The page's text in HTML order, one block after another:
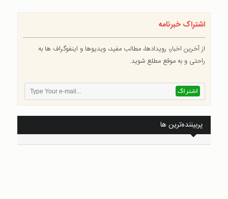
اشتراک خبرنامه
از آخرین اخبار، رویدادها، مطالب مفید، ویدیوها و اینفوگراف ها به
راحتی و به موقع مطلع شوید.
پربیننده‌ترین ها